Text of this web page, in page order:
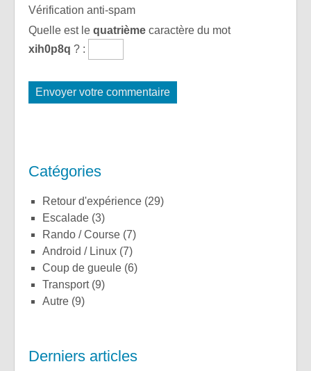
Vérification anti-spam
Quelle est le quatrième caractère du mot
xih0p8q ? :
Catégories
Retour d'expérience (29)
Escalade (3)
Rando / Course (7)
Android / Linux (7)
Coup de gueule (6)
Transport(9)
Autre (9)
Derniers articles